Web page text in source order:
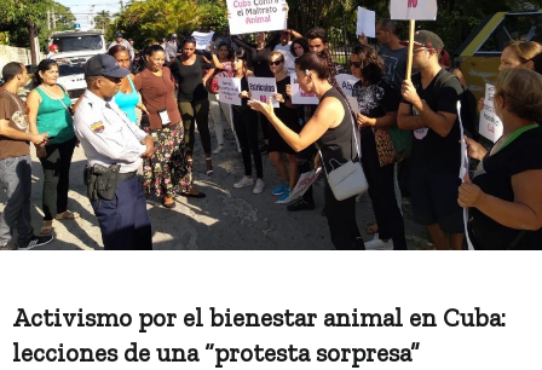
Activismo por el bienestar animal en Cuba:
lecciones de una “protesta sorpresa”